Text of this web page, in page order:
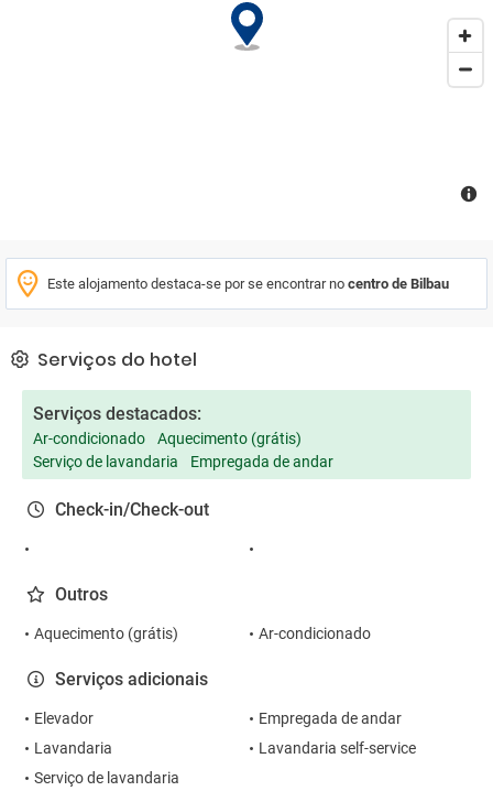
Este alojamento destaca-se por se encontrar no centro de Bilbau
Serviços do hotel
Serviços destacados:
Ar-condicionado
Aquecimento (grátis)
Serviço de lavandaria
Empregada de andar
Check-in/Check-out
Outros
Aquecimento (grátis) Ar-condicionado
Serviços adicionais
Elevador
Empregada de andar
Lavandaria
Lavandaria self-service
Serviço de lavandaria